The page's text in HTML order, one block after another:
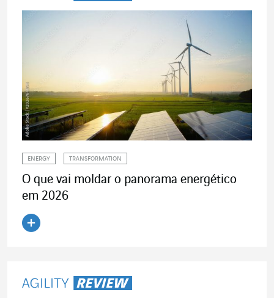
ENERGY TRANSFORMATION
O que vai moldar o panorama energético
em 2026